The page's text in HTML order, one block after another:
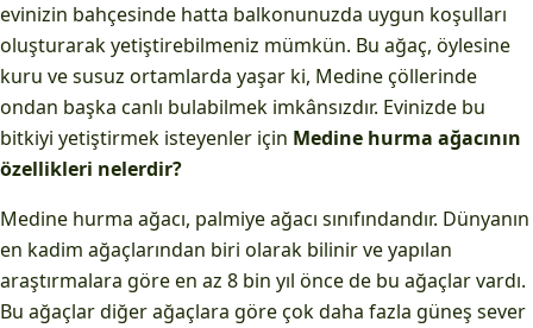
evinizin bahçesinde hatta balkonunuzda uygun koşulları
oluşturarak yetiştirebilmeniz mümkün. Bu ağaç, öylesine
kuru ve susuz ortamlarda yaşar ki, Medine çöllerinde
ondan başka canlı bulabilmek imkânsızdır. Evinizde bu
bitkiyi yetiştirmek isteyenler için Medine hurma ağacının
özellikleri nelerdir?
Medine hurma ağacı, palmiye ağacı sınıfındandır. Dünyanın
en kadim ağaçlarından biri olarak bilinir ve yapılan
araştırmalara göre en az 8 bin yıl önce de bu ağaçlar vardı.
Bu ağaçlar diğer ağaçlara göre çok daha fazla güneş sever